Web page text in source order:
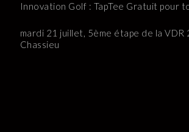
Innovation Golf : TapTee Gratuit pour
mardi 21 juillet, 5ème étape de la VDR
Chassieu